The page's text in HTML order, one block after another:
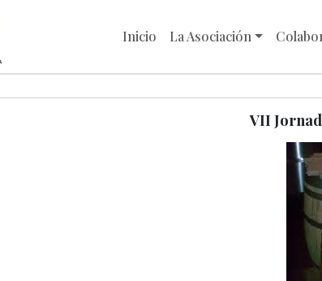
Inicio La Asociación
VII